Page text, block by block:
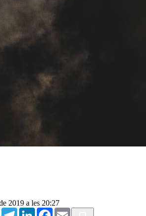
2019 a les 20:27
WhatsAppTelegramLinkedInFacebook
Email